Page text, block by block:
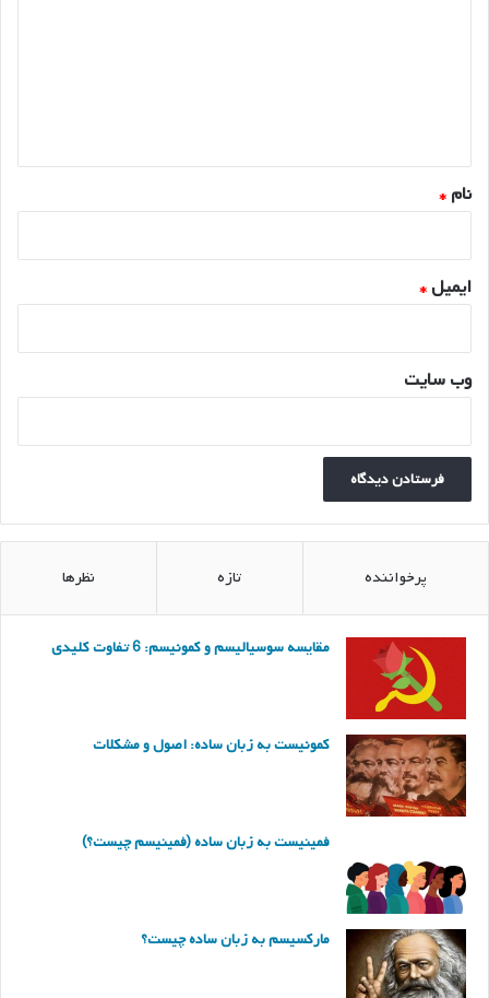
نام*
ایمیل*
وب‌ سایت
پرخواننده تازه نظرها
مقایسه سوسیالیسم و کمونیسم: 6 تفاوت کلیدی
کمونیست به زبان ساده: اصول و مشکلات
فمینیست به زبان ساده (فمینیسم چیست؟)
مارکسیسم به زبان ساده چیست؟